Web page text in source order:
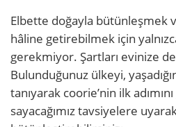
Elbette doğayla bütünleşmek
hâline getirebilmek için
gerekmiyor. Şartları evinize
Bulunduğunuz ülkeyi,
tanıyarak coorie’nin ilk
sayacağımız tavsiyelere